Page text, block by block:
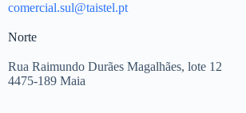
comercial.sul@taistel.pt
Norte
Rua Raimundo Durães Magalhães, lote 12
4475-189 Maia